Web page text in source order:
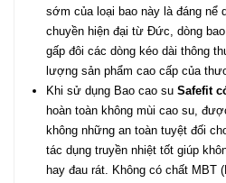
sớm của loại bao này là đáng nể
chuyền hiện đại từ Đức, dòng
gấp đôi các dòng kéo dài thông
lượng sản phẩm cao cấp của
Khi sử dụng Bao cao su Safefit
hoàn toàn không mùi cao su,
không những an toàn tuyệt đối
tác dụng truyền nhiệt tốt giúp
hay đau rát. Không có chất MBT